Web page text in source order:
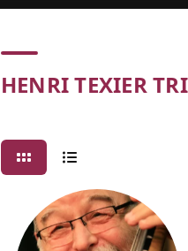
Concert
HENRI TEXIER